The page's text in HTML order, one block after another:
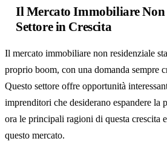
Il Mercato Immobiliare Non
Settore in Crescita
Il mercato immobiliare non residenziale
proprio boom, con una domanda sempre
Questo settore offre opportunità
imprenditori che desiderano espandere la
ora le principali ragioni di questa crescita
questo mercato.